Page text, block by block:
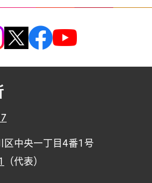
中央一丁目4番1号
（代表）